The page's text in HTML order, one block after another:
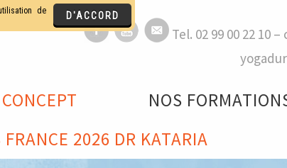
Tel. 02 99 00 22 10
NOS
FRANCE 2026 DR KATARIA